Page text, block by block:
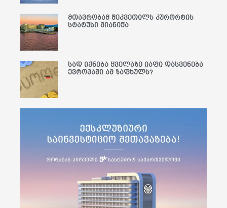
მთავრობამ შეკვეთილს კურორტის
სტატუსი მიანიჭა
სად იქნება ყველაზე იაფი დასვენება
ევროპაში ამ ზაფხულს?